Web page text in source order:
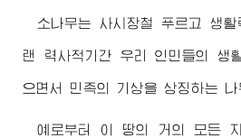
소나무는 사시장철 푸르고 생
랜 력사적기간 우리 인민들의 생
으면서 민족의 기상을 상징하는 나
예로부터 이 땅의 거의 모든 지